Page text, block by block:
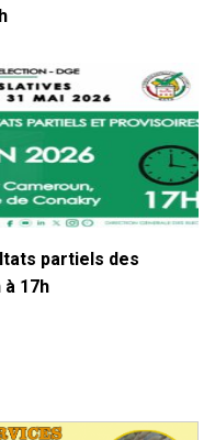
partiels des
17h